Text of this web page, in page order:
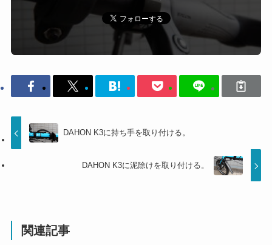
DAHON K3に持ち手を取り付ける。
DAHON K3に泥除けを取り付ける。
関連記事